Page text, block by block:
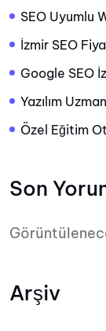
SEO Uyumlu
İzmir SEO
Google SEO
Yazılım
Özel Eğitim
Son
Arşiv